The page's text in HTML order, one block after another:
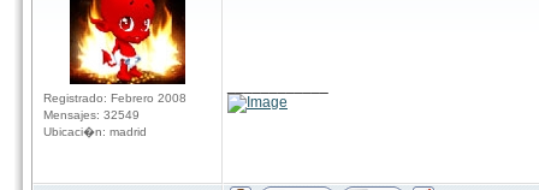
Registrado: Febrero 2008
Mensajes: 32549
Ubicaci�n: madrid